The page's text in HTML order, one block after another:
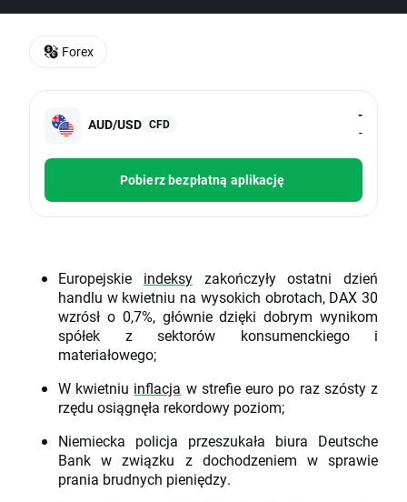
AUD/USD CFD
-
-
Pobierz bezpłatną aplikację
Europejskie indeksyzakończyły ostatni dzień
handlu w kwietniu na wysokich obrotach, DAX 30
wzrósł o 0,7%, głównie dzięki dobrym wynikom
spółek z sektorów konsumenckiego i
materiałowego;
W kwietniu inflacja w strefie euro po raz szósty z
rzędu osiągnęła rekordowy poziom;
Niemiecka policja przeszukała biura Deutsche
Bank w związku z dochodzeniem w sprawie
prania brudnych pieniędzy.
Forex